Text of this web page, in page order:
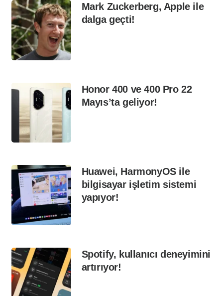
Mark Zuckerberg, Apple ile
dalga geçti!
Honor 400 ve 400 Pro 22
Mayıs’ta geliyor!
Huawei, HarmonyOS ile
bilgisayar işletim sistemi
yapıyor!
Spotify, kullanıcı deneyimini
artırıyor!